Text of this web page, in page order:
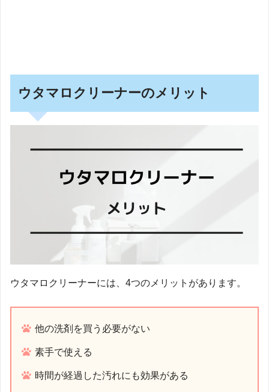
ウタマロクリーナーのメリット
ウタマロクリーナーには、4つのメリットがあります。
他の洗剤を買う必要がない
素手で使える
時間が経過した汚れにも効果がある